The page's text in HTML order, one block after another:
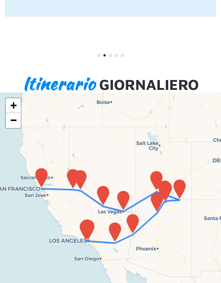
5
ItinerarioGIORNALIERO
+
−